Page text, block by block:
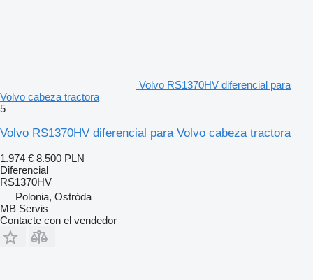
Volvo RS1370HV diferencial para
Volvo cabeza tractora
5
Volvo RS1370HV diferencial para Volvo cabeza tractora
1.974 € 8.500 PLN
Diferencial
RS1370HV
Polonia, Ostróda
MB Servis
Contacte con el vendedor